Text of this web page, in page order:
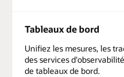
Tableaux de bord
Unifiez les mesures, les
des services
de tableaux de bord.